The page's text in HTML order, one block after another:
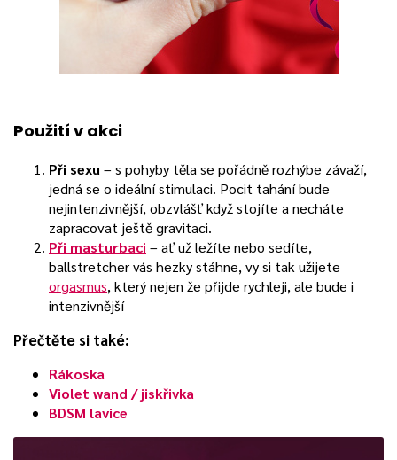
Použití v akci
Při sexu – s pohyby těla se pořádně rozhýbe závaží,
jedná se o ideální stimulaci. Pocit tahání bude
nejintenzivnější, obzvlášť když stojíte a necháte
zapracovat ještě gravitaci.
Při masturbaci – ať už ležíte nebo sedíte,
ballstretcher vás hezky stáhne, vy si tak užijete
orgasmus, který nejen že přijde rychleji, ale bude i
intenzivnější
Přečtěte si také:
Rákoska
Violet wand / jiskřivka
BDSM lavice